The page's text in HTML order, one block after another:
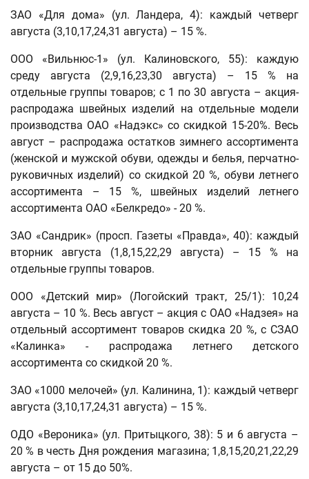
ЗАО «Для дома» (ул. Ландера, 4): каждый четверг
августа (3,10,17,24,31 августа) – 15 %.
ООО «Вильнюс-1» (ул. Калиновского, 55): каждую
среду августа (2,9,16,23,30 августа) – 15 % на
отдельные группы товаров; с 1 по 30 августа – акция-
распродажа швейных изделий на отдельные модели
производства ОАО «Надэкс» со скидкой 15-20%. Весь
август – распродажа остатков зимнего ассортимента
(женской и мужской обуви, одежды и белья, перчатно-
руковичных изделий) со скидкой 20 %, обуви летнего
ассортимента – 15 %, швейных изделий летнего
ассортимента ОАО «Белкредо» - 20 %.
ЗАО «Сандрик» (просп. Газеты «Правда», 40): каждый
вторник августа (1,8,15,22,29 августа) – 15 % на
отдельные группы товаров.
ООО «Детский мир» (Логойский тракт, 25/1): 10,24
августа – 10 %. Весь август – акция с ОАО «Надзея» на
отдельный ассортимент товаров скидка 20 %, с СЗАО
«Калинка» - распродажа летнего детского
ассортимента со скидкой 20 %.
ЗАО «1000 мелочей» (ул. Калинина, 1): каждый четверг
августа (3,10,17,24,31 августа) – 15 %.
ОДО «Вероника» (ул. Притыцкого, 38): 5 и 6 августа –
20 % в честь Дня рождения магазина; 1,8,15,20,21,22,29
августа – от 15 до 50%.